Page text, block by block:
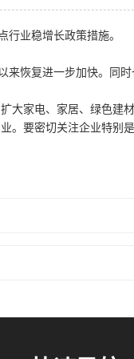
业稳增长政策措施。
恢复进一步加快。同
大家电、家居、绿色建
要密切关注企业特别